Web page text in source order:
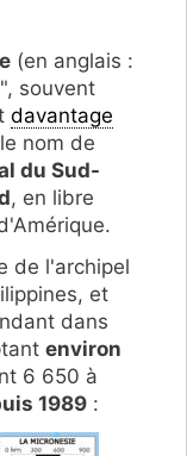
(en anglais :
souvent
davantage
nom de
du Sud-
, en libre
de l'archipel
et
dans
environ
6 650 à
1989 :